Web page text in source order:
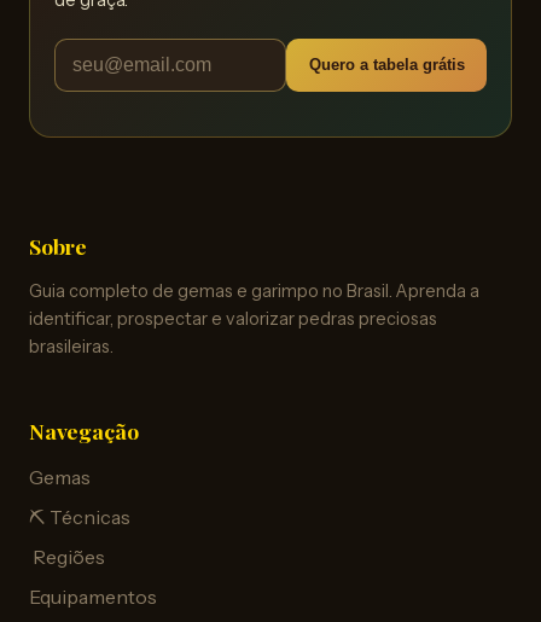
Quero a tabela grátis
Sobre
Guia completo de gemas e garimpo no Brasil. Aprenda a
identificar, prospectar e valorizar pedras preciosas
brasileiras.
Navegação
Gemas
⛏️ Técnicas
️ Regiões
Equipamentos